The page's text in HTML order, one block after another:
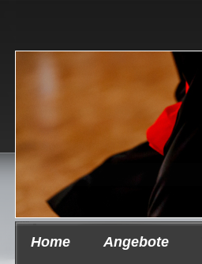
Home Angebote